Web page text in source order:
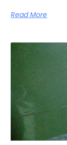
Read More